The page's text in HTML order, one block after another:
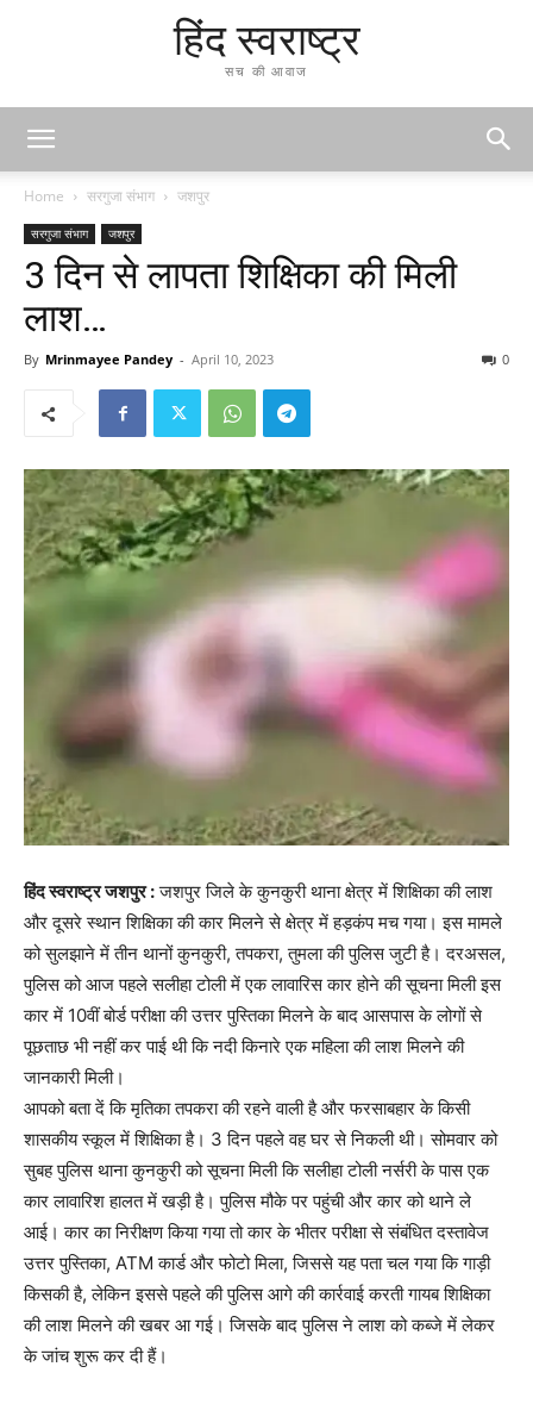
हिंद स्वराष्ट्र
सच की आवाज
Home सरगुजा संभाग जशपुर
सरगुजा संभाग जशपुर
3 दिन से लापता शिक्षिका की मिली
लाश…
By Mrinmayee Pandey - April 10, 2023 0
हिंद स्वराष्ट्र जशपुर :जशपुर जिले के कुनकुरी थाना क्षेत्र में शिक्षिका की लाश
और दूसरे स्थान शिक्षिका की कार मिलने से क्षेत्र में हड़कंप मच गया। इस मामले
को सुलझाने में तीन थानों कुनकुरी, तपकरा, तुमला की पुलिस जुटी है। दरअसल,
पुलिस को आज पहले सलीहा टोली में एक लावारिस कार होने की सूचना मिली इस
कार में 10वीं बोर्ड परीक्षा की उत्तर पुस्तिका मिलने के बाद आसपास के लोगों से
पूछताछ भी नहीं कर पाई थी कि नदी किनारे एक महिला की लाश मिलने की
जानकारी मिली।
आपको बता दें कि मृतिका तपकरा की रहने वाली है और फरसाबहार के किसी
शासकीय स्कूल में शिक्षिका है। 3 दिन पहले वह घर से निकली थी। सोमवार को
सुबह पुलिस थाना कुनकुरी को सूचना मिली कि सलीहा टोली नर्सरी के पास एक
कार लावारिश हालत में खड़ी है। पुलिस मौके पर पहुंची और कार को थाने ले
आई। कार का निरीक्षण किया गया तो कार के भीतर परीक्षा से संबंधित दस्तावेज
उत्तर पुस्तिका, ATM कार्ड और फोटो मिला, जिससे यह पता चल गया कि गाड़ी
किसकी है, लेकिन इससे पहले की पुलिस आगे की कार्रवाई करती गायब शिक्षिका
की लाश मिलने की खबर आ गई। जिसके बाद पुलिस ने लाश को कब्जे में लेकर
के जांच शुरू कर दी हैं।